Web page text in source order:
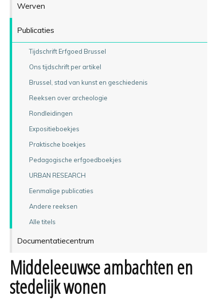
Werven
Publicaties
Tijdschrift Erfgoed Brussel
Ons tijdschrift per artikel
Brussel, stad van kunst en geschiedenis
Reeksen over archeologie
Rondleidingen
Expositieboekjes
Praktische boekjes
Pedagogische erfgoedboekjes
URBAN RESEARCH
Eenmalige publicaties
Andere reeksen
Alle titels
Documentatiecentrum
Middeleeuwse ambachten en
stedelijk wonen